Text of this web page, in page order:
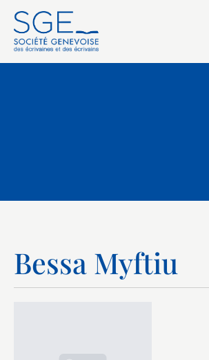
Bessa Myftiu